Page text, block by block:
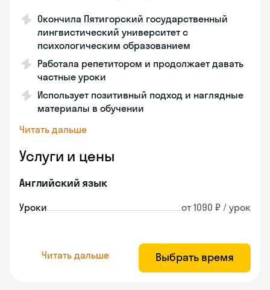
Окончила Пятигорский государственный
лингвистический университет с
психологическим образованием
Работала репетитором и продолжает давать
частные уроки
Использует позитивный подход и наглядные
материалы в обучении
Читать дальше
Услуги и цены
Английский язык
Уроки от 1090 ₽ / урок
Читать дальше Выбрать время